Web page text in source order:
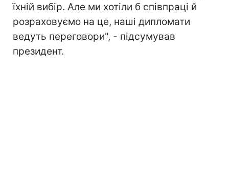
їхній вибір. Але ми хотіли б співпраці й
розраховуємо на це, наші дипломати
ведуть переговори", - підсумував
президент.